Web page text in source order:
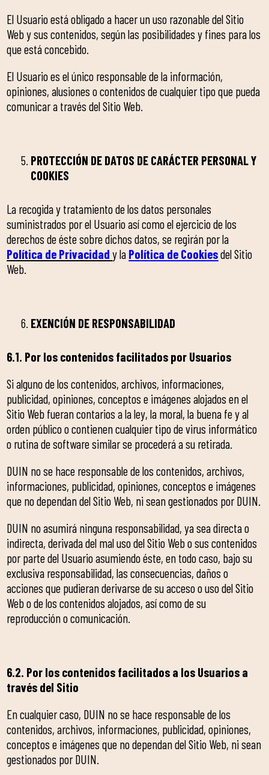
El Usuario está obligado a hacer un uso razonable del Sitio
Web y sus contenidos, según las posibilidades y fines para los
que está concebido.
El Usuario es el único responsable de la información,
opiniones, alusiones o contenidos de cualquier tipo que pueda
comunicar a través del Sitio Web.
PROTECCIÓN DE DATOS DE CARÁCTER PERSONAL Y
COOKIES
La recogida y tratamiento de los datos personales
suministrados por el Usuario así como el ejercicio de los
derechos de éste sobre dichos datos, se regirán por la
Política de Privacidad y la Política de Cookiesdel Sitio
Web.
EXENCIÓN DE RESPONSABILIDAD
6.1. Por los contenidos facilitados por Usuarios
Si alguno de los contenidos, archivos, informaciones,
publicidad, opiniones, conceptos e imágenes alojados en el
Sitio Web fueran contarios a la ley, la moral, la buena fe y al
orden público o contienen cualquier tipo de virus informático
o rutina de software similar se procederá a su retirada.
DUIN no se hace responsable de los contenidos, archivos,
informaciones, publicidad, opiniones, conceptos e imágenes
que no dependan del Sitio Web, ni sean gestionados por DUIN.
DUIN no asumirá ninguna responsabilidad, ya sea directa o
indirecta, derivada del mal uso del Sitio Web o sus contenidos
por parte del Usuario asumiendo éste, en todo caso, bajo su
exclusiva responsabilidad, las consecuencias, daños o
acciones que pudieran derivarse de su acceso o uso del Sitio
Web o de los contenidos alojados, así como de su
reproducción o comunicación.
6.2. Por los contenidos facilitados a los Usuarios a
través del Sitio
En cualquier caso, DUIN no se hace responsable de los
contenidos, archivos, informaciones, publicidad, opiniones,
conceptos e imágenes que no dependan del Sitio Web, ni sean
gestionados por DUIN.